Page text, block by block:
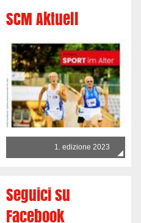
SCM Aktuell
1. edizione 2023
Seguici su
Facebook